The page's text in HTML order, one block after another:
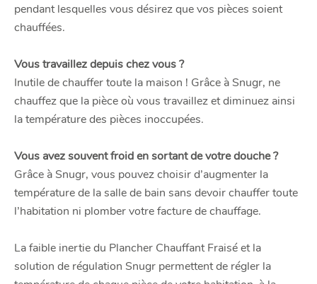
pendant lesquelles vous désirez que vos pièces soient
chauffées.
Vous travaillez depuis chez vous ?
Inutile de chauffer toute la maison ! Grâce à Snugr, ne
chauffez que la pièce où vous travaillez et diminuez ainsi
la température des pièces inoccupées.
Vous avez souvent froid en sortant de votre douche ?
Grâce à Snugr, vous pouvez choisir d’augmenter la
température de la salle de bain sans devoir chauffer toute
l’habitation ni plomber votre facture de chauffage.
La faible inertie du Plancher Chauffant Fraisé et la
solution de régulation Snugr permettent de régler la